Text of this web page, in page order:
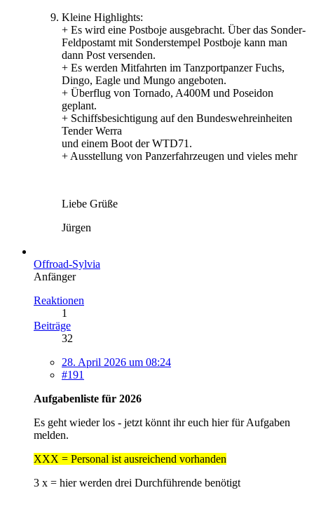
Kleine Highlights:
+ Es wird eine Postboje ausgebracht. Über das Sonder-
Feldpostamt mit Sonderstempel Postboje kann man
dann Post versenden.
+ Es werden Mitfahrten im Tanzportpanzer Fuchs,
Dingo, Eagle und Mungo angeboten.
+ Überflug von Tornado, A400M und Poseidon
geplant.
+ Schiffsbesichtigung auf den Bundeswehreinheiten
Tender Werra
und einem Boot der WTD71.
+ Ausstellung von Panzerfahrzeugen und vieles mehr
Liebe Grüße
Jürgen
Offroad-Sylvia
Anfänger
Reaktionen
1
Beiträge
32
28. April 2026 um 08:24
#191
Aufgabenliste für 2026
Es geht wieder los - jetzt könnt ihr euch hier für Aufgaben
melden.
XXX = Personal ist ausreichend vorhanden
3 x = hier werden drei Durchführende benötigt